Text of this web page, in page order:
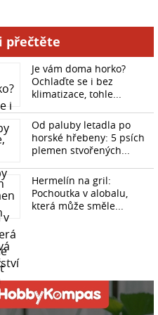
přečtěte
Je vám doma horko?
Ochlaďte se i bez
klimatizace, tohle...
Od paluby letadla po
horské hřebeny: 5 psích
plemen stvořených...
Hermelín na gril:
Pochoutka v alobalu,
která může směle...